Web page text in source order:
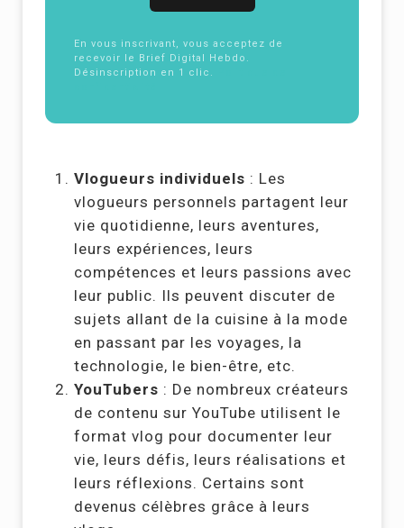
En vous inscrivant, vous acceptez de
recevoir le Brief Digital Hebdo.
Désinscription en 1 clic.
Vlogueurs individuels : Les
vlogueurs personnels partagent leur
vie quotidienne, leurs aventures,
leurs expériences, leurs
compétences et leurs passions avec
leur public. Ils peuvent discuter de
sujets allant de la cuisine à la mode
en passant par les voyages, la
technologie, le bien-être, etc.
YouTubers : De nombreux créateurs
de contenu sur YouTube utilisent le
format vlog pour documenter leur
vie, leurs défis, leurs réalisations et
leurs réflexions. Certains sont
devenus célèbres grâce à leurs